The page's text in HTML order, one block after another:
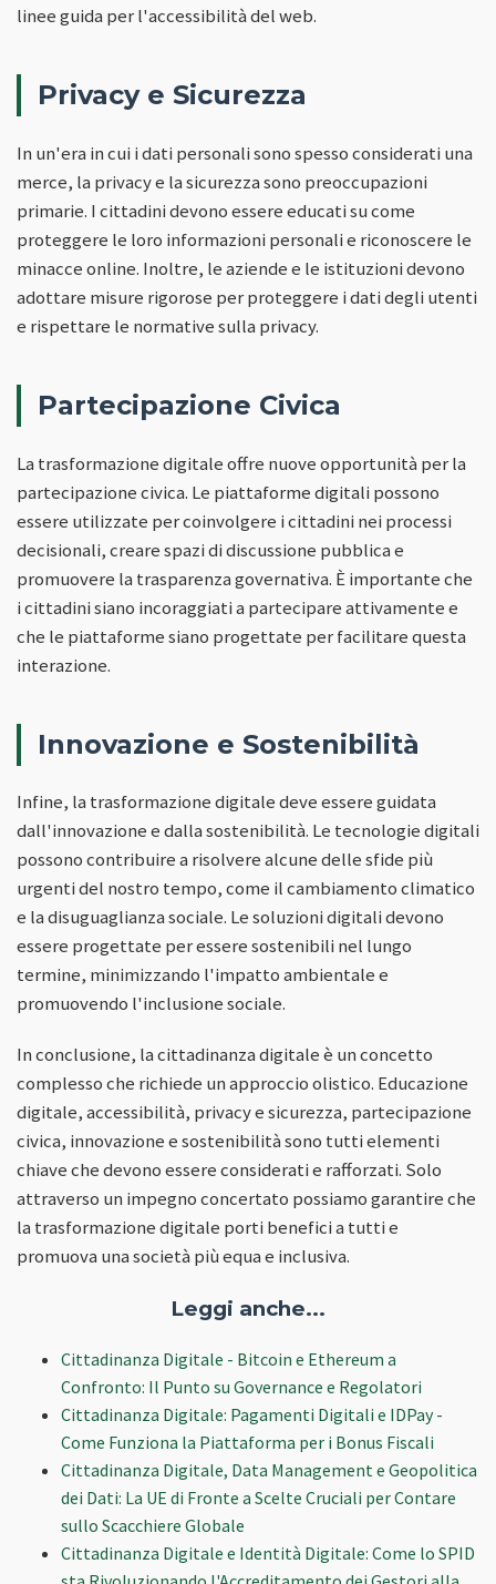
linee guida per l'accessibilità del web.
Privacy e Sicurezza
In un'era in cui i dati personali sono spesso considerati una
merce, la privacy e la sicurezza sono preoccupazioni
primarie. I cittadini devono essere educati su come
proteggere le loro informazioni personali e riconoscere le
minacce online. Inoltre, le aziende e le istituzioni devono
adottare misure rigorose per proteggere i dati degli utenti
e rispettare le normative sulla privacy.
Partecipazione Civica
La trasformazione digitale offre nuove opportunità per la
partecipazione civica. Le piattaforme digitali possono
essere utilizzate per coinvolgere i cittadini nei processi
decisionali, creare spazi di discussione pubblica e
promuovere la trasparenza governativa. È importante che
i cittadini siano incoraggiati a partecipare attivamente e
che le piattaforme siano progettate per facilitare questa
interazione.
Innovazione e Sostenibilità
Infine, la trasformazione digitale deve essere guidata
dall'innovazione e dalla sostenibilità. Le tecnologie digitali
possono contribuire a risolvere alcune delle sfide più
urgenti del nostro tempo, come il cambiamento climatico
e la disuguaglianza sociale. Le soluzioni digitali devono
essere progettate per essere sostenibili nel lungo
termine, minimizzando l'impatto ambientale e
promuovendo l'inclusione sociale.
In conclusione, la cittadinanza digitale è un concetto
complesso che richiede un approccio olistico. Educazione
digitale, accessibilità, privacy e sicurezza, partecipazione
civica, innovazione e sostenibilità sono tutti elementi
chiave che devono essere considerati e rafforzati. Solo
attraverso un impegno concertato possiamo garantire che
la trasformazione digitale porti benefici a tutti e
promuova una società più equa e inclusiva.
Leggi anche...
Cittadinanza Digitale - Bitcoin e Ethereum a
Confronto: Il Punto su Governance e Regolatori
Cittadinanza Digitale: Pagamenti Digitali e IDPay -
Come Funziona la Piattaforma per i Bonus Fiscali
Cittadinanza Digitale, Data Management e Geopolitica
dei Dati: La UE di Fronte a Scelte Cruciali per Contare
sullo Scacchiere Globale
Cittadinanza Digitale e Identità Digitale: Come lo SPID